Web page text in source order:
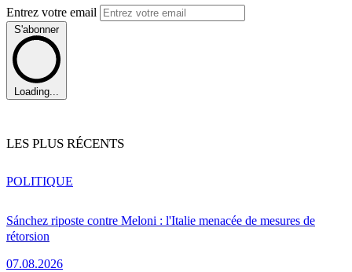
Entrez votre email
S'abonner
Loading...
LES PLUS RÉCENTS
Sánchez riposte contre Meloni : l'Italie menacée de mesures de
rétorsion
07.08.2026
POLITIQUE